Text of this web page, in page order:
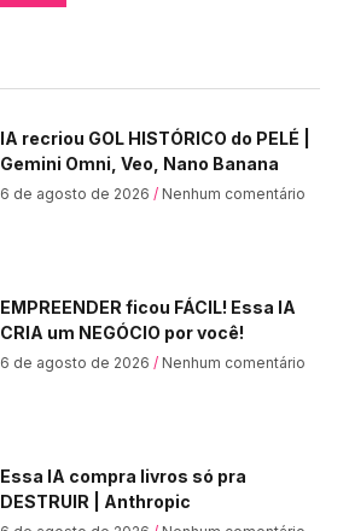
IA recriou GOL HISTÓRICO do PELÉ |
Gemini Omni, Veo, Nano Banana
6 de agosto de 2026 Nenhum comentário
EMPREENDER ficou FÁCIL! Essa IA
CRIA um NEGÓCIO por você!
6 de agosto de 2026 Nenhum comentário
Essa IA compra livros só pra
DESTRUIR | Anthropic